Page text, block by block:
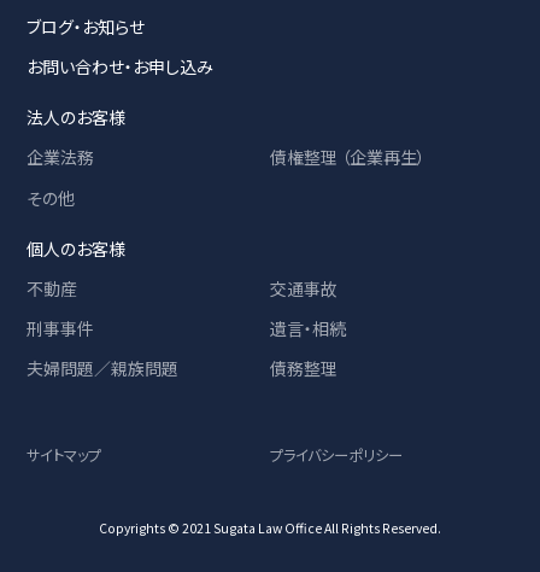
ブログ・お知らせ
お問い合わせ・お申し込み
法人のお客様
企業法務
債権整理 （企業再生）
その他
個人のお客様
不動産
交通事故
刑事事件
遺言・相続
夫婦問題／親族問題
債務整理
サイトマップ プライバシーポリシー
Copyrights © 2021 Sugata Law Office All Rights Reserved.